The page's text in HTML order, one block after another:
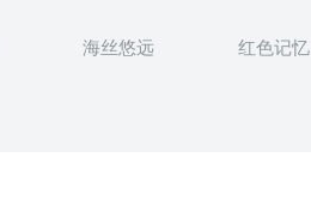
海丝悠远 红色记忆